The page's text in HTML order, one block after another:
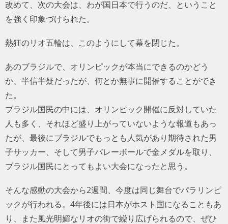
改めて、次の大会は、わが国日本で行うのだ、ということ
を強く印象づけられた。
熱狂のリオ五輪は、このようにして幕を閉じた。
あのブラジルで、オリンピックが本当にできるのかどう
か、半信半疑だったが、何とか無事に開催することができ
た。
ブラジル国民の中には、オリンピック開催に反対していた
人も多く、それほど盛り上がっていないような報道もあっ
たが、最後にブラジルでもっとも人気があり期待された男
子サッカー、そして男子バレーボールで金メダルを取り、
ブラジル国民にとってもよい大会になったと思う。
そんな感動の大会から2週間、今度は同じ舞台でパラリンピ
ックが行われる。4年後には日本がホスト国になることもあ
り、また風光明媚なリオの街で繰り広げられるので、ぜひ